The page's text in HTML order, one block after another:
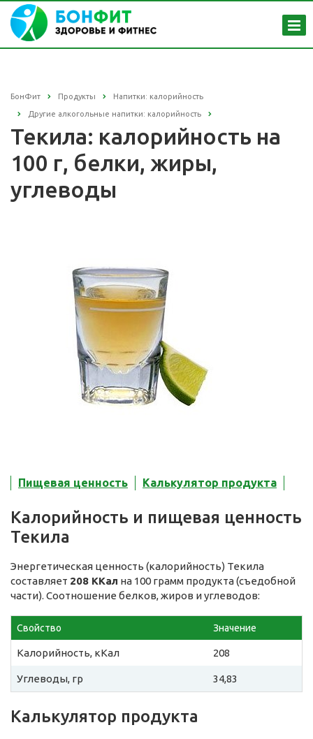
БонФит Продукты Напитки: калорийность
Другие алкогольные напитки: калорийность
Текила: калорийность на
100 г, белки, жиры,
углеводы
Пищевая ценность Калькулятор продукта
Калорийность и пищевая ценность
Текила
Энергетическая ценность (калорийность) Текила
составляет 208 ККал на 100 грамм продукта (съедобной
части). Соотношение белков, жиров и углеводов:
Свойство Значение
Калорийность, кКал 208
Углеводы, гр 34,83
Калькулятор продукта